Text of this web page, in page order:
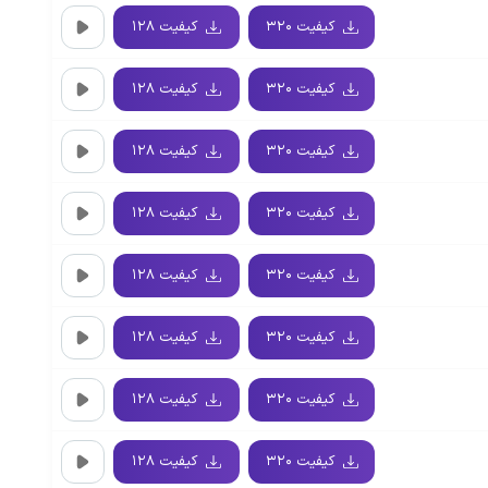
کیفیت ۳۲۰ کیفیت ۱۲۸
کیفیت ۳۲۰ کیفیت ۱۲۸
کیفیت ۳۲۰ کیفیت ۱۲۸
کیفیت ۳۲۰ کیفیت ۱۲۸
کیفیت ۳۲۰ کیفیت ۱۲۸
کیفیت ۳۲۰ کیفیت ۱۲۸
کیفیت ۳۲۰ کیفیت ۱۲۸
کیفیت ۳۲۰ کیفیت ۱۲۸